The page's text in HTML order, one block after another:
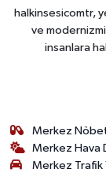
halkinsesicomtr,
ve
insanlara
Merkez
Merkez Hava
Merkez Trafik